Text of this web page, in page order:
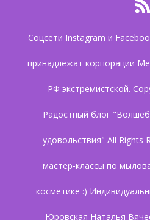
Соцсети Instagram и
принадлежат корпорации
РФ экстремистской.
Радостный блог
удовольствия" All Rights
мастер-классы по
косметике :)
Юровская Наталья